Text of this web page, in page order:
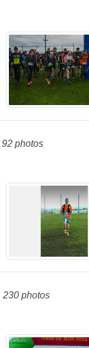
92 photos
230 photos